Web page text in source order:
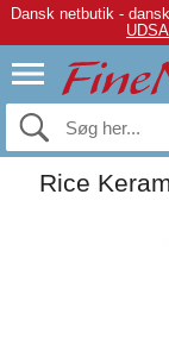
Dansk netbutik -
Rice